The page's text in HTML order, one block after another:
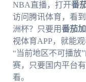
NBA直播，打开番
访问腾讯体育，看
洲杯？只要用番茄
视体育APP，就能
“当前地区不可播放
赛，只要国内平台
看。